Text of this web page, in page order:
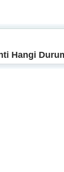
Hangi